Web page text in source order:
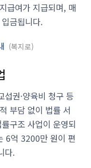
급여가 지급되며, 매
금됩니다.
복지로
섭권·양육비 청구 등
부담 없이 법률 서
구조 사업이 운영되
6억 3200만 원이 편
다.